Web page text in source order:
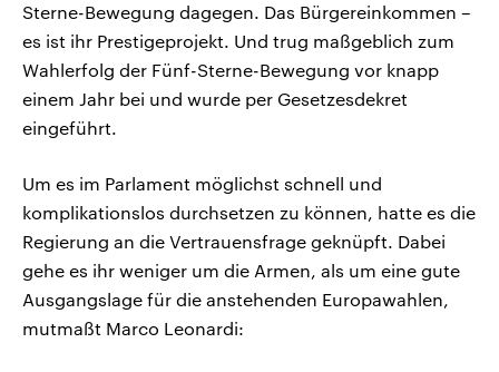
Sterne-Bewegung dagegen. Das Bürgereinkommen –
es ist ihr Prestigeprojekt. Und trug maßgeblich zum
Wahlerfolg der Fünf-Sterne-Bewegung vor knapp
einem Jahr bei und wurde per Gesetzesdekret
eingeführt.
Um es im Parlament möglichst schnell und
komplikationslos durchsetzen zu können, hatte es die
Regierung an die Vertrauensfrage geknüpft. Dabei
gehe es ihr weniger um die Armen, als um eine gute
Ausgangslage für die anstehenden Europawahlen,
mutmaßt Marco Leonardi: